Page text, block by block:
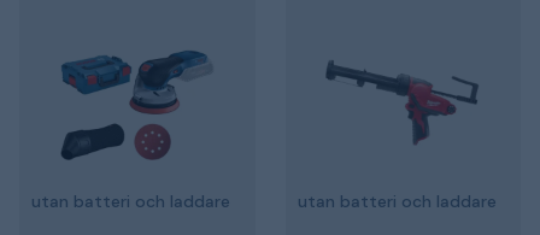
utan batteri och laddare utan batteri och laddare